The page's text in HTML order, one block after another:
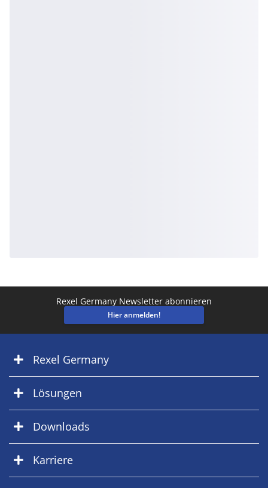
Rexel Germany Newsletter abonnieren
Hier anmelden!
Rexel Germany
Lösungen
Downloads
Karriere